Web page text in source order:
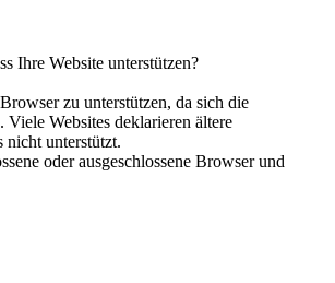
Ihre Website unterstützen?
zu unterstützen, da sich die
Viele Websites deklarieren ältere
nicht unterstützt.
oder ausgeschlossene Browser und